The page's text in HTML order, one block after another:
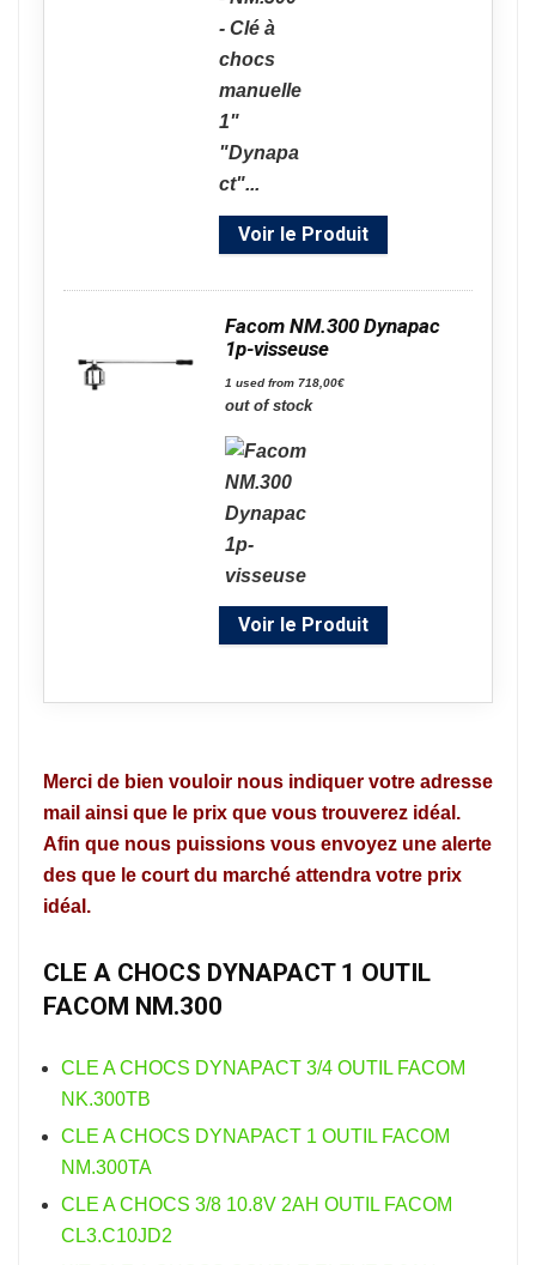
Voir le Produit
Facom NM.300 Dynapac
1p-visseuse
1 used from 718,00€
out of stock
Voir le Produit
Merci de bien vouloir nous indiquer votre adresse
mail ainsi que le prix que vous trouverez idéal.
Afin que nous puissions vous envoyez une alerte
des que le court du marché attendra votre prix
idéal.
CLE A CHOCS DYNAPACT 1 OUTIL
FACOM NM.300
CLE A CHOCS DYNAPACT 3/4 OUTIL FACOM
NK.300TB
CLE A CHOCS DYNAPACT 1 OUTIL FACOM
NM.300TA
CLE A CHOCS 3/8 10.8V 2AH OUTIL FACOM
CL3.C10JD2